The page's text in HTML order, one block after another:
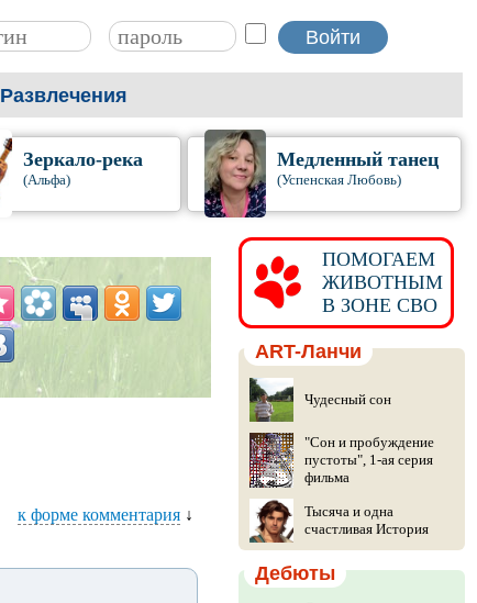
Развлечения
Зеркало-река
(Альфа)
Медленный танец
(Успенская Любовь)
к форме комментария ↓
ПОМОГАЕМ
ЖИВОТНЫМ
В ЗОНЕ СВО
ART-Ланчи
Чудесный сон
"Сон и пробуждение
пустоты", 1-ая серия
фильма
Тысяча и одна
счастливая История
Дебюты